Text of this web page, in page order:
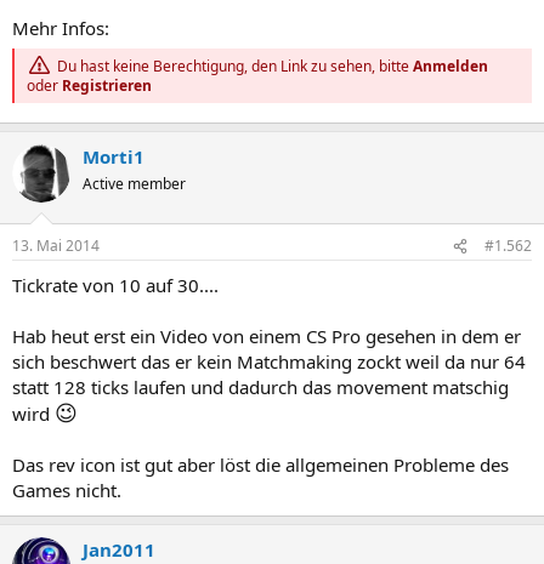
Mehr Infos:
Du hast keine Berechtigung, den Link zu sehen, bitteAnmelden
oder Registrieren
Morti1
Active member
13. Mai 2014 #1.562
Tickrate von 10 auf 30....
Hab heut erst ein Video von einem CS Pro gesehen in dem er
sich beschwert das er kein Matchmaking zockt weil da nur 64
statt 128 ticks laufen und dadurch das movement matschig
wird 😉
Das rev icon ist gut aber löst die allgemeinen Probleme des
Games nicht.
Jan2011